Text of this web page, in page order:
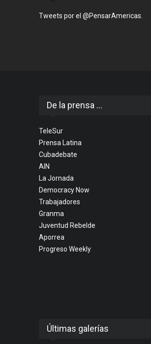
Tweets por el @PensarAmericas.
De la prensa ...
TeleSur
Prensa Latina
Cubadebate
AIN
La Jornada
Democracy Now
Trabajadores
Granma
Juventud Rebelde
Aporrea
Progreso Weekly
Últimas galerías